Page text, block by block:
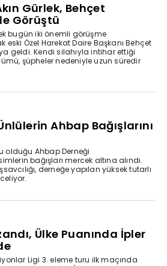
Gürlek, Behçet
Görüştü
bugün iki önemli görüşme
eski Özel Harekat Daire Başkanı Behçet
geldi. Kendi silahıyla intihar ettiği
şüpheler nedeniyle uzun süredir
Ahbap Bağışlarını
olduğu Ahbap Derneği
bağışları mercek altına alındı.
derneğe yapılan yüksek tutarlı
Ülke Puanında İpler
Ligi 3. eleme turu ilk maçında